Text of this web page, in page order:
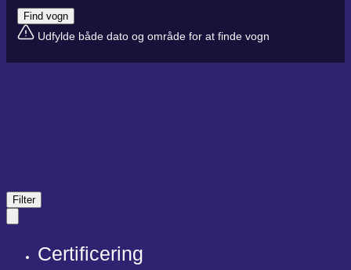
Find vogn
Udfylde både dato og område for at finde vogn
Filter
Certificering